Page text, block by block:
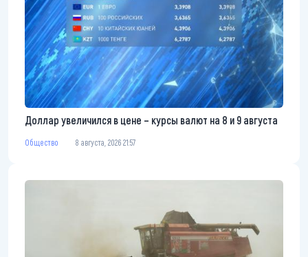
Доллар увеличился в цене – курсы валют на 8 и 9 августа
Общество 8 августа, 2026 21:57